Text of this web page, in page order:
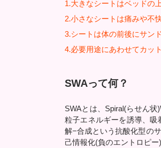
1.大きなシートはベッドの
2.小さなシートは痛みや不
3.シートは体の前後にサン
4.必要用途にあわせてカッ
SWAって何？
SWAとは、Spiral(らせん
粒子エネルギーを誘導、
解−合成という抗酸化型の
己情報化(負のエントロピ